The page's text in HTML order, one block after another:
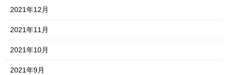
2021年12月
2021年11月
2021年10月
2021年9月